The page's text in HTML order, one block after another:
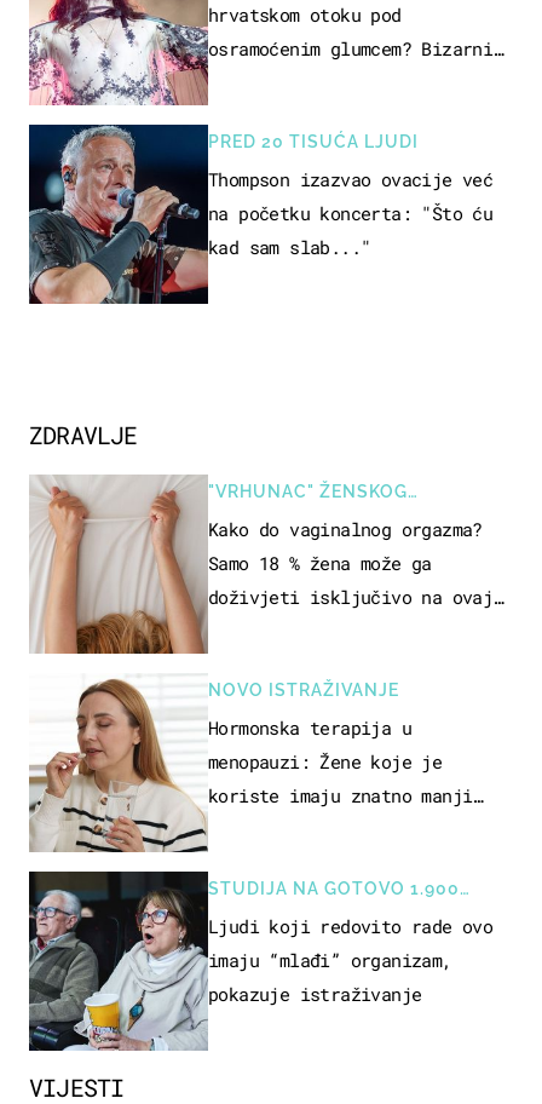
VIJESTI
hrvatskom otoku pod
osramoćenim glumcem? Bizarni
PRED 20 TISUĆA LJUDI
Thompson izazvao ovacije već
na početku koncerta: "Što ću
kad sam slab..."
ZDRAVLJE
"VRHUNAC" ŽENSKOG
SEKSUALNOG ISKUSTVA
Kako do vaginalnog orgazma?
Samo 18 % žena može ga
doživjeti isključivo na ovaj
NOVO ISTRAŽIVANJE
Hormonska terapija u
menopauzi: Žene koje je
koriste imaju znatno manji
STUDIJA NA GOTOVO 1.900
OSOBA
Ljudi koji redovito rade ovo
imaju “mlađi” organizam,
pokazuje istraživanje